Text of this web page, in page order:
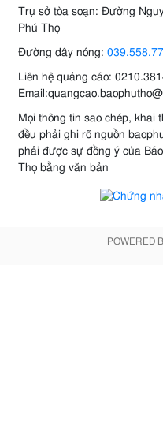
Trụ sở tòa soạn: Đường
Phú Thọ
Đường dây nóng:
Liên hệ quảng cáo:
Mọi thông tin sao chép, khai
đều phải ghi rõ nguồn
phải được sự đồng ý của
Thọ bằng văn bản
POWERED